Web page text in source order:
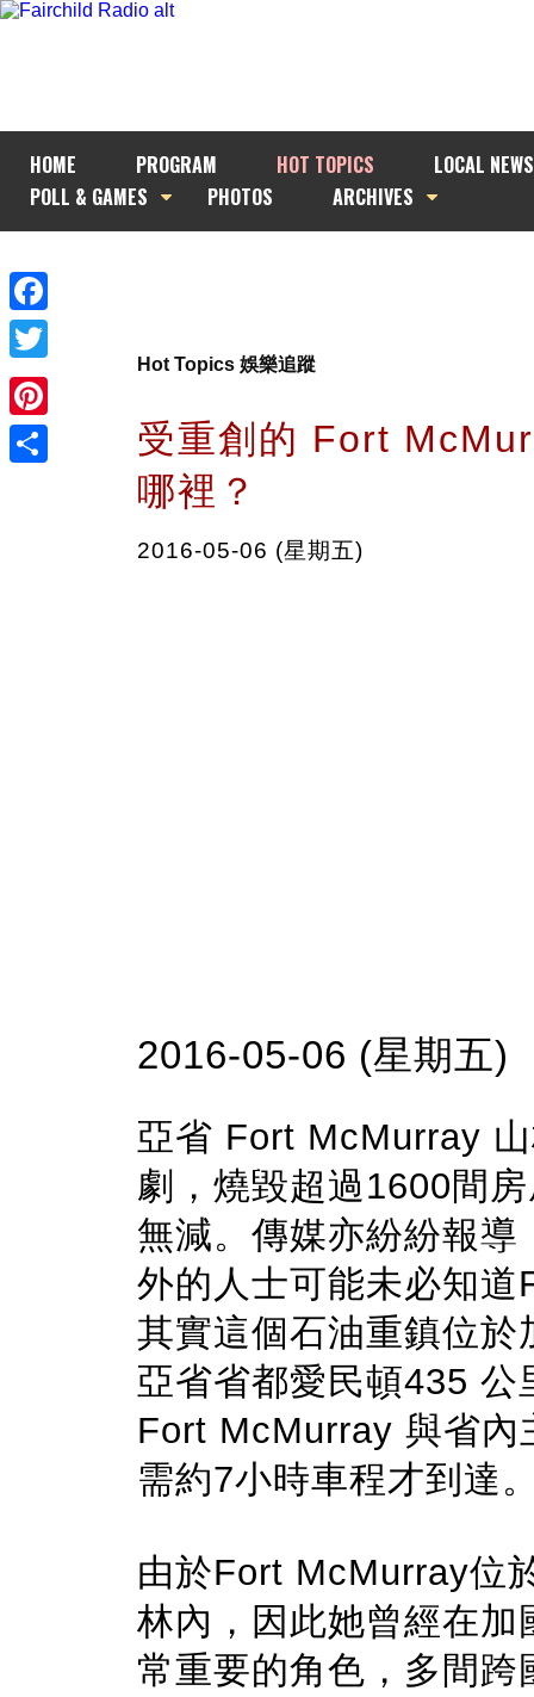
HOME PROGRAM HOT TOPICS
LOCAL NEWS
POLL & GAMES
PHOTOS ARCHIVES
Facebook
Twitter
Pinterest
Hot Topics 娛樂追蹤
受重創的 Fort
哪裡？
2016-05-06 (星期五)
2016-05-06 (星期五)
亞省 Fort McMurray
劇，燒毀超過1600間
無減。傳媒亦紛紛報
外的人士可能未必知
其實這個石油重鎮位
亞省省都愛民頓435
Fort McMurray 與省內
需約7小時車程才到達
由於Fort McMurray位
林內，因此她曾經在
常重要的角色，多間